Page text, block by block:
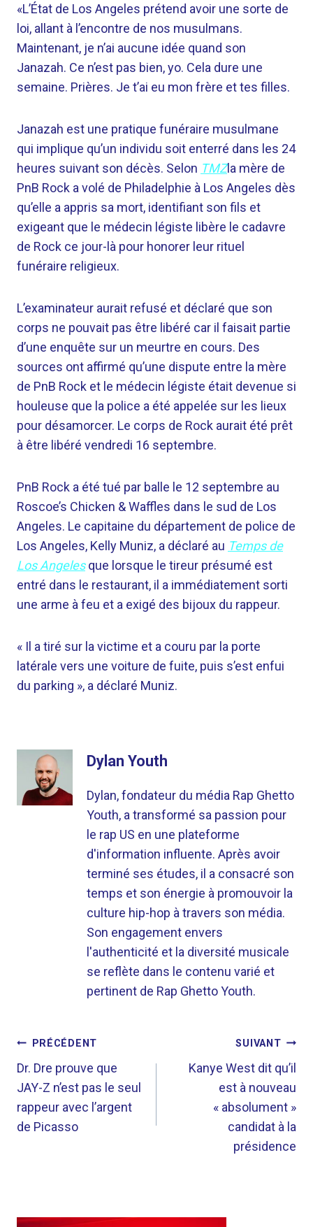
«L’État de Los Angeles prétend avoir une sorte de
loi, allant à l’encontre de nos musulmans.
Maintenant, je n’ai aucune idée quand son
Janazah. Ce n’est pas bien, yo. Cela dure une
semaine. Prières. Je t’ai eu mon frère et tes filles.
Janazah est une pratique funéraire musulmane
qui implique qu’un individu soit enterré dans les 24
heures suivant son décès. Selon TMZla mère de
PnB Rock a volé de Philadelphie à Los Angeles dès
qu’elle a appris sa mort, identifiant son fils et
exigeant que le médecin légiste libère le cadavre
de Rock ce jour-là pour honorer leur rituel
funéraire religieux.
L’examinateur aurait refusé et déclaré que son
corps ne pouvait pas être libéré car il faisait partie
d’une enquête sur un meurtre en cours. Des
sources ont affirmé qu’une dispute entre la mère
de PnB Rock et le médecin légiste était devenue si
houleuse que la police a été appelée sur les lieux
pour désamorcer. Le corps de Rock aurait été prêt
à être libéré vendredi 16 septembre.
PnB Rock a été tué par balle le 12 septembre au
Roscoe’s Chicken & Waffles dans le sud de Los
Angeles. Le capitaine du département de police de
Los Angeles, Kelly Muniz, a déclaré au Temps de
Los Angelesque lorsque le tireur présumé est
entré dans le restaurant, il a immédiatement sorti
une arme à feu et a exigé des bijoux du rappeur.
« Il a tiré sur la victime et a couru par la porte
latérale vers une voiture de fuite, puis s’est enfui
du parking », a déclaré Muniz.
Dylan Youth
Dylan, fondateur du média Rap Ghetto
Youth, a transformé sa passion pour
le rap US en une plateforme
d'information influente. Après avoir
terminé ses études, il a consacré son
temps et son énergie à promouvoir la
culture hip-hop à travers son média.
Son engagement envers
l'authenticité et la diversité musicale
se reflète dans le contenu varié et
pertinent de Rap Ghetto Youth.
NAVIGATION
DE
L’ARTICLE
PRÉCÉDENT
Dr. Dre prouve que
JAY-Z n’est pas le seul
rappeur avec l’argent
de Picasso
SUIVANT
Kanye West dit qu’il
est à nouveau
« absolument »
candidat à la
présidence